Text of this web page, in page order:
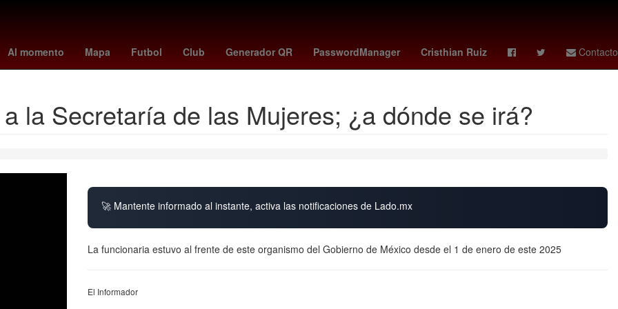
Al momento Mapa Futbol Club Generador QR PasswordManager Cristhian Ruiz Contacto
Santa Argentina Brasil 27 de marzo Senador Star Wars Aguascalientes Gobierno Perú
la Secretaría de las Mujeres; ¿a dónde se irá?
🚀 Mantente informado al instante, activa las notificaciones de Lado.mx
La funcionaria estuvo al frente de este organismo del Gobierno de México desde el 1 de enero de este 2025
El Informador